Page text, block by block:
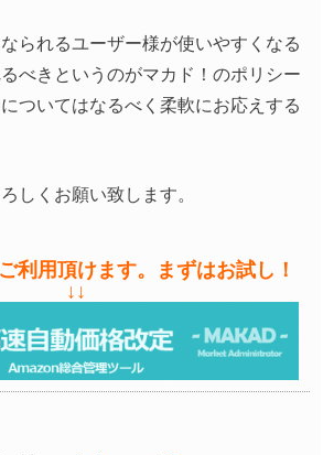
られるユーザー様が使いやすくなる
べきというのがマカド！のポリシー
ついてはなるべく柔軟にお応えする
しくお願い致します。
利用頂けます。まずはお試し！
↓↓